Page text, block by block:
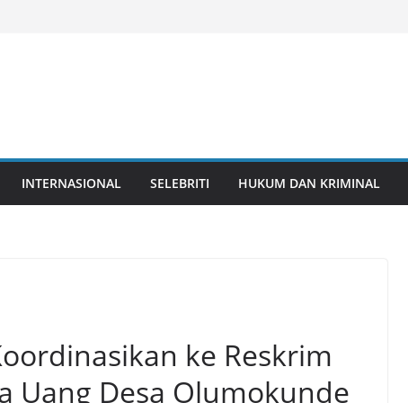
INTERNASIONAL SELEBRITI HUKUM DAN KRIMINAL
ke Reskrim
Uang Desa Olumokunde